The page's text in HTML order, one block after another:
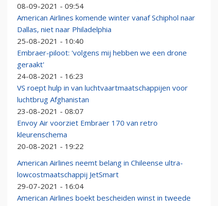
08-09-2021 - 09:54
American Airlines komende winter vanaf Schiphol naar
Dallas, niet naar Philadelphia
25-08-2021 - 10:40
Embraer-piloot: 'volgens mij hebben we een drone
geraakt'
24-08-2021 - 16:23
VS roept hulp in van luchtvaartmaatschappijen voor
luchtbrug Afghanistan
23-08-2021 - 08:07
Envoy Air voorziet Embraer 170 van retro
kleurenschema
20-08-2021 - 19:22
American Airlines neemt belang in Chileense ultra-
lowcostmaatschappij JetSmart
29-07-2021 - 16:04
American Airlines boekt bescheiden winst in tweede